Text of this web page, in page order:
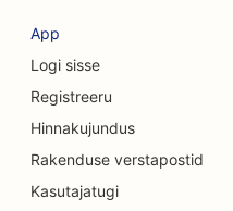
SEO
SEO krediidiühistutele
SEO koogipoodidele
App
Logi sisse
Registreeru
Hinnakujundus
Rakenduse verstapostid
Kasutajatugi